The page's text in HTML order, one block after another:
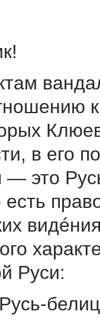
в его
— это
есть
Руси: